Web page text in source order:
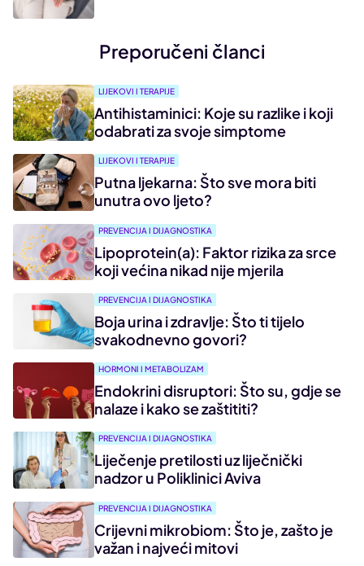
Preporučeni članci
LIJEKOVI I TERAPIJE
Antihistaminici: Koje su razlike i koji
odabrati za svoje simptome
LIJEKOVI I TERAPIJE
Putna ljekarna: Što sve mora biti
unutra ovo ljeto?
PREVENCIJA I DIJAGNOSTIKA
Lipoprotein(a): Faktor rizika za srce
koji većina nikad nije mjerila
PREVENCIJA I DIJAGNOSTIKA
Boja urina i zdravlje: Što ti tijelo
svakodnevno govori?
HORMONI I METABOLIZAM
Endokrini disruptori: Što su, gdje se
nalaze i kako se zaštititi?
PREVENCIJA I DIJAGNOSTIKA
Liječenje pretilosti uz liječnički
nadzor u Poliklinici Aviva
PREVENCIJA I DIJAGNOSTIKA
Crijevni mikrobiom: Što je, zašto je
važan i najveći mitovi